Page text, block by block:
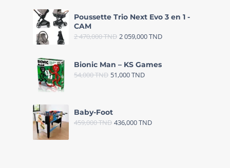
Poussette Trio Next Evo 3 en 1 -
CAM
2 470,000TND 2 059,000TND
Bionic Man – KS Games
54,000TND 51,000TND
Baby-Foot
459,000TND 436,000TND